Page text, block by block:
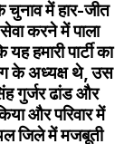
चुनाव में हार-जीत
करने में पाला
हमारी पार्टी का
के अध्यक्ष थे, उस
गुर्जर ढांड और
और परिवार में
जिले में मजबूती